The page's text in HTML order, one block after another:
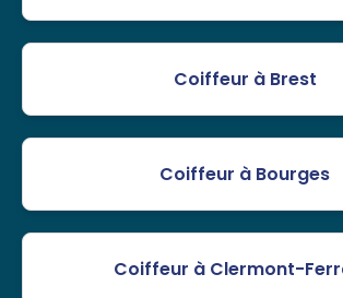
Coiffeur à Brest
Coiffeur à Bourges
Coiffeur à Clermont-